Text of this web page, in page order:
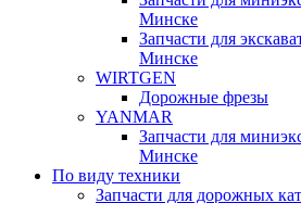
Минске
Запчасти для
Минске
WIRTGEN
Дорожные фрезы
YANMAR
Запчасти для
Минске
По виду техники
Запчасти для дорожных